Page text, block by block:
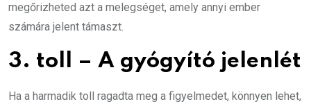
megőrizheted azt a melegséget, amely annyi ember
számára jelent támaszt.
3. toll – A gyógyító jelenlét
Ha a harmadik toll ragadta meg a figyelmedet, könnyen lehet,